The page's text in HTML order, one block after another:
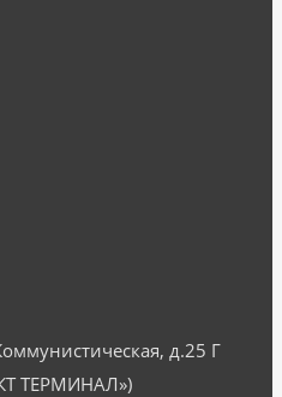
д.25 Г
ТЕРМИНАЛ»)